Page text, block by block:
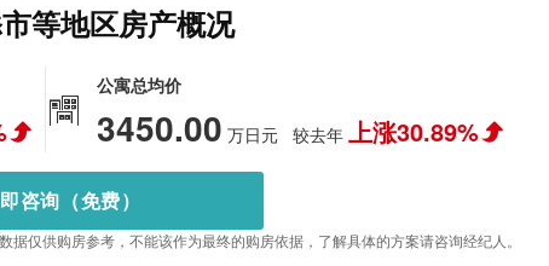
等地区房产概况
公寓总均价
3450.00 万日元 较去年 上涨30.89%
咨询（免费）
仅供购房参考，不能该作为最终的购房依据，了解具体的方案请咨询经纪人。